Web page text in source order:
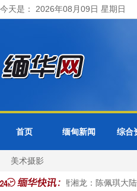
今天是： 2026年08月09日 星期日
首页 缅甸新闻 综合
美术摄影
张维为、唐湘龙：陈佩琪大陆